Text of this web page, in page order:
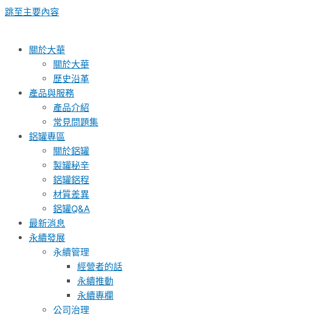
跳至主要內容
關於大華
關於大華
歷史沿革
產品與服務
產品介紹
常見問題集
鋁罐專區
關於鋁罐
製罐秘辛
鋁罐鋁程
材質差異
鋁罐Q&A
最新消息
永續發展
永續管理
經營者的話
永續推動
永續專欄
公司治理